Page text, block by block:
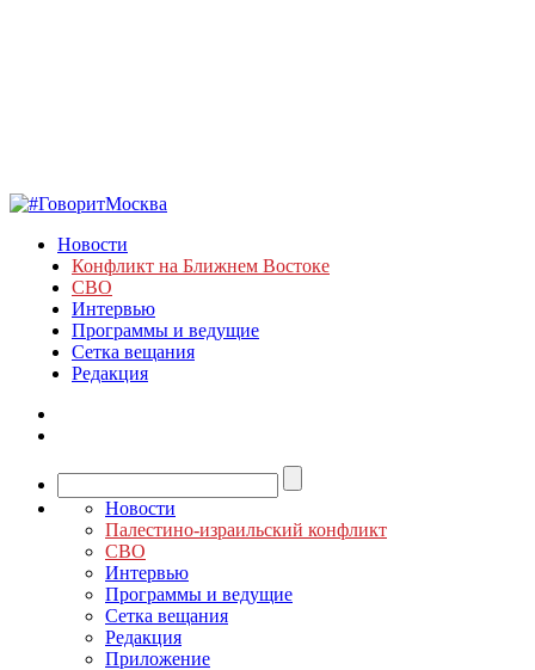
Новости
Конфликт на Ближнем Востоке
СВО
Интервью
Программы и ведущие
Сетка вещания
Редакция
Новости
Палестино-израильский конфликт
СВО
Интервью
Программы и ведущие
Сетка вещания
Редакция
Приложение